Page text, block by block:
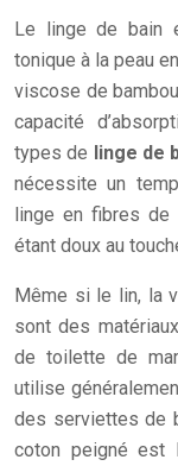
Le linge de bain
tonique à la peau
viscose de
capacité
types de linge de
nécessite un
linge en fibres de
étant doux au
Même si le lin, la
sont des
de toilette de
utilise
des serviettes de
coton peigné est